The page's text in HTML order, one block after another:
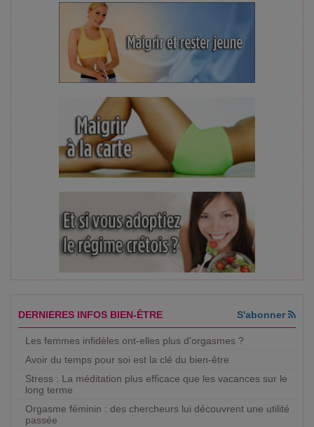
DERNIERES INFOS BIEN-ÊTRE S'abonner
Les femmes infidèles ont-elles plus d'orgasmes ?
Avoir du temps pour soi est la clé du bien-être
Stress : La méditation plus efficace que les vacances sur le
long terme
Orgasme féminin : des chercheurs lui découvrent une utilité
passée